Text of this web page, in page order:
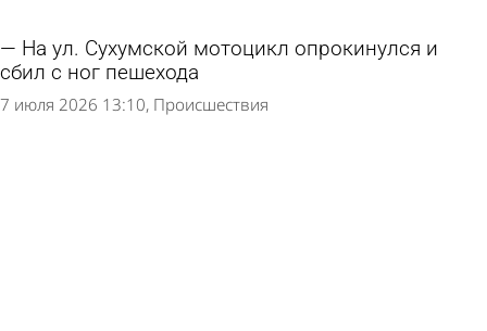
На ул. Сухумской мотоцикл опрокинулся и
сбил с ног пешехода
7 июля 2026 13:10 Происшествия